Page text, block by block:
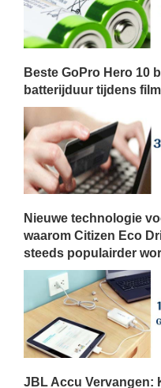
Beste GoPro Hero 10
batterijduur tijdens
Nieuwe technologie
waarom Citizen Eco
steeds populairder
JBL Accu Vervangen: